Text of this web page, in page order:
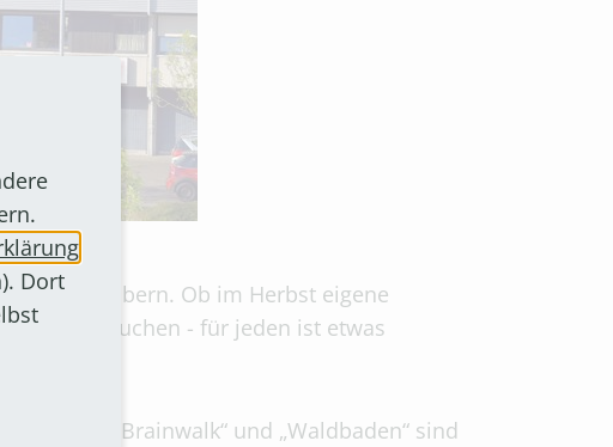
zu stöbern. Ob im Herbst eigene
besuchen - für jeden ist etwas
Beim „Brainwalk“ und „Waldbaden“ sind
Dort